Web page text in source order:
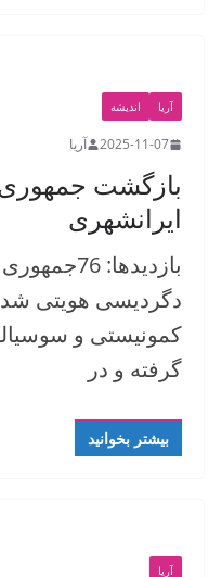
آریا اندیشه
2025-11-07 آریا
بازگشت
ایرانشهری
بازدیدها:
دگردیسی هویتی
کمونیستی و
گرفته و در
بیشتر بخوانید
آریا